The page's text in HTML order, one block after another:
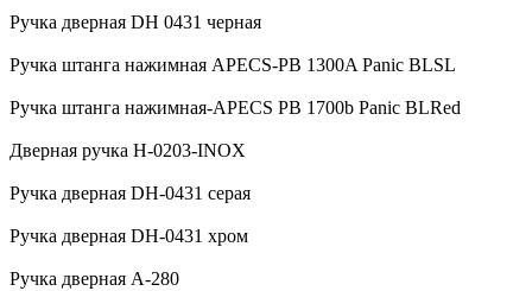
Ручка дверная DH 0431 черная
Ручка штанга нажимная APECS-PB 1300A Panic BLSL
Ручка штанга нажимная-APECS PB 1700b Panic BLRed
Дверная ручка H-0203-INOX
Ручка дверная DH-0431 серая
Ручка дверная DH-0431 хром
Ручка дверная А-280